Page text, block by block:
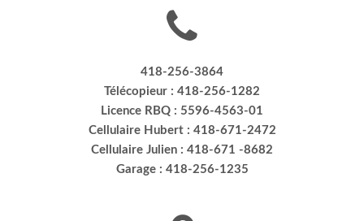
418-256-3864
Télécopieur : 418-256-1282
Licence RBQ : 5596-4563-01
Cellulaire Hubert : 418-671-2472
Cellulaire Julien : 418-671 -8682
Garage : 418-256-1235